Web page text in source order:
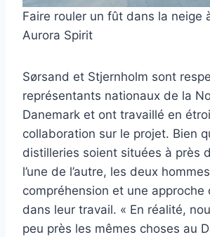
Faire rouler un fût dans la neige
Aurora Spirit
Sørsand et Stjernholm sont
représentants nationaux de la
Danemark et ont travaillé en
collaboration sur le projet. Bien
distilleries soient situées à près
l’une de l’autre, les deux
compréhension et une approche
dans leur travail. « En réalité,
peu près les mêmes choses au